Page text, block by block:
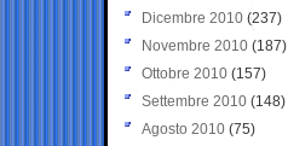
Dicembre 2010 (237)
Novembre 2010 (187)
Ottobre 2010 (157)
Settembre 2010 (148)
Agosto 2010 (75)